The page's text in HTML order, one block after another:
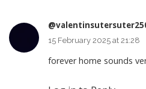
15 February 2025 at 21:28
forever home sounds